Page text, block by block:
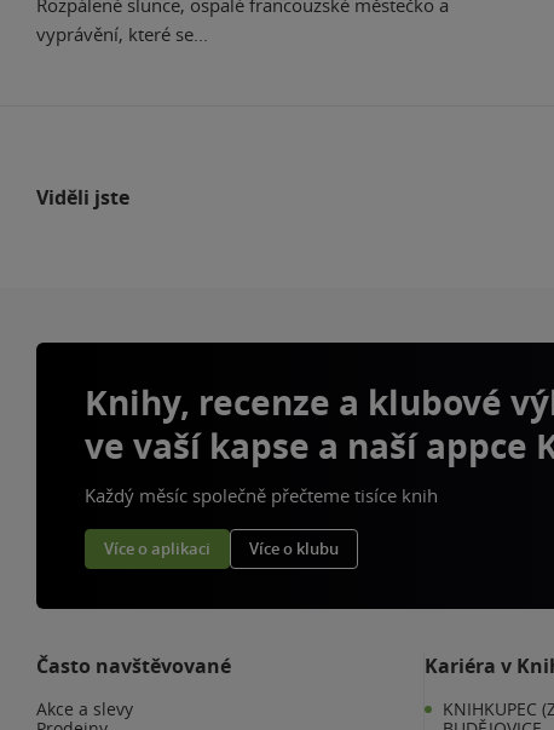
vyprávění, které se...
Viděli jste
Knihy, recenze a klubové
ve vaší kapse a naší appce
Každý měsíc společně přečteme tisíce knih
Více o aplikaci Více o klubu
Často navštěvované
Akce a slevy
Kariéra v
KNIHKUPEC